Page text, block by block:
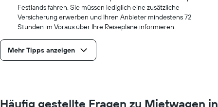
Festlands fahren. Sie müssen lediglich eine zusätzliche
Versicherung erwerben und Ihren Anbieter mindestens 72
Stunden im Voraus über Ihre Reisepläne informieren.
Mehr Tipps anzeigen
Häufig gestellte Fragen zu Mietwagen in